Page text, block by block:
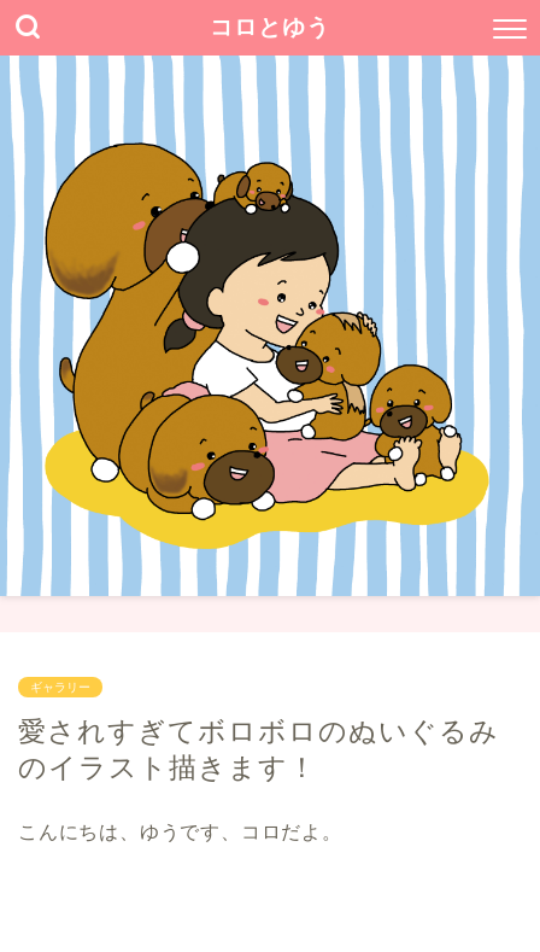
コロとゆう
ギャラリー
愛されすぎてボロボロのぬいぐるみ
のイラスト描きます！
こんにちは、ゆうです、コロだよ。